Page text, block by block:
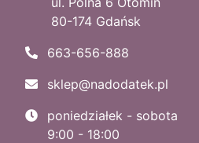
80-174 Gdańsk
663-656-888
sklep@nadodatek.pl
poniedziałek - sobota
9:00 - 18:00